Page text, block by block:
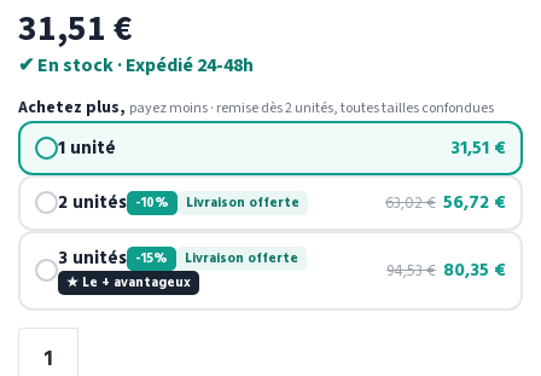
31,51€
✔ En stock · Expédié 24-48h
Achetez plus, payez moins · remise dès 2 unités, toutes tailles confondues
1 unité 31,51 €
2 unités -10% Livraison offerte 63,02€ 56,72 €
3 unités -15%
Livraison offerte
★ Le + avantageux
94,53€ 80,35 €